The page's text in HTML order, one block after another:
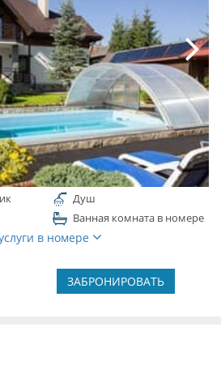
Душ
Ванная комната в номере
в номере
ЗАБРОНИРОВАТЬ